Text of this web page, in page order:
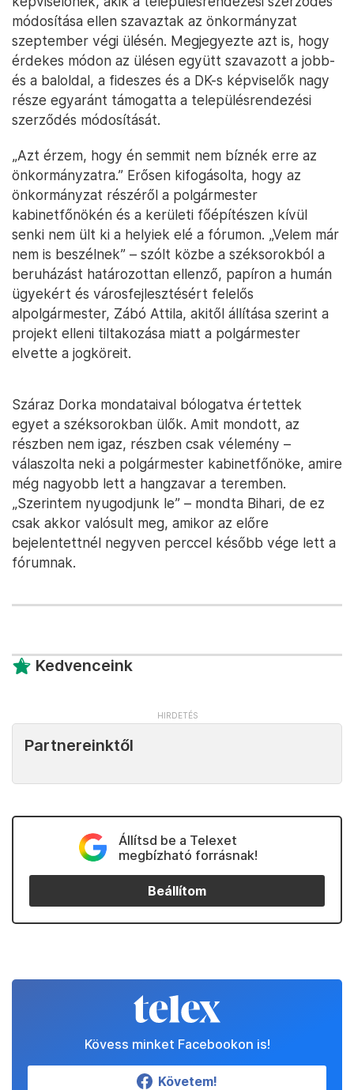
módosítása ellen szavaztak az önkormányzat
szeptember végi ülésén. Megjegyezte azt is, hogy
érdekes módon az ülésen együtt szavazott a jobb-
és a baloldal, a fideszes és a DK-s képviselők nagy
része egyaránt támogatta a településrendezési
szerződés módosítását.
„Azt érzem, hogy én semmit nem bíznék erre az
önkormányzatra.” Erősen kifogásolta, hogy az
önkormányzat részéről a polgármester
kabinetfőnökén és a kerületi főépítészen kívül
senki nem ült ki a helyiek elé a fórumon. „Velem már
nem is beszélnek” – szólt közbe a széksorokból a
beruházást határozottan ellenző, papíron a humán
ügyekért és városfejlesztésért felelős
alpolgármester, Zábó Attila, akitől állítása szerint a
projekt elleni tiltakozása miatt a polgármester
elvette a jogköreit.
Száraz Dorka mondataival bólogatva értettek
egyet a széksorokban ülők. Amit mondott, az
részben nem igaz, részben csak vélemény –
válaszolta neki a polgármester kabinetfőnöke, amire
még nagyobb lett a hangzavar a teremben.
„Szerintem nyugodjunk le” – mondta Bihari, de ez
csak akkor valósult meg, amikor az előre
bejelentettnél negyven perccel később vége lett a
fórumnak.
Kedvenceink
Partnereinktől
Állítsd be a Telexet
megbízható forrásnak!
Beállítom
Kövess minket Facebookon is!
Követem!